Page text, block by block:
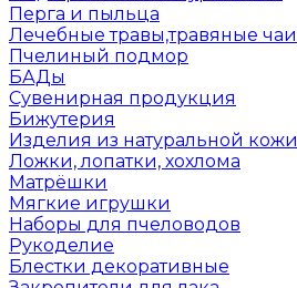
Перга и пыльца
Лечебные травы,травяные чаи
Пчелиный подмор
БАДы
Сувенирная продукция
Бижутерия
Изделия из натуральной кожи
Ложки, лопатки, хохлома
Матрёшки
Мягкие игрушки
Наборы для пчеловодов
Рукоделие
Блестки декоративные